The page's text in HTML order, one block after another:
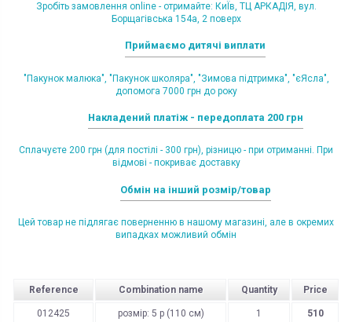
Зробіть замовлення online - отримайте: КиЇв, ТЦ АРКАДІЯ, вул.
Борщагівська 154а, 2 поверх
Приймаємо дитячі виплати
"Пакунок малюка", "Пакунок школяра", "Зимова підтримка", "єЯсла",
допомога 7000 грн до року
Накладений платіж - передоплата 200 грн
Сплачуєте 200 грн (для постілі - 300 грн), різницю - при отриманні. При
відмові - покриває доставку
Обмін на інший розмір/товар
Цей товар не підлягає поверненню в нашому магазині, але в окремих
випадках можливий обмін
Reference Combination name Quantity Price
012425 розмір: 5 р (110 см) 1 510